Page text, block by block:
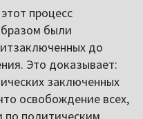
процесс
были
до
Это доказывает:
заключенных
освобождение всех,
по политическим